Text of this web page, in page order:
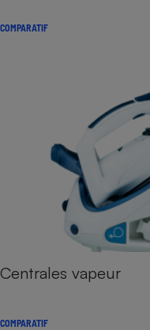
COMPARATIF
Centrales vapeur
COMPARATIF